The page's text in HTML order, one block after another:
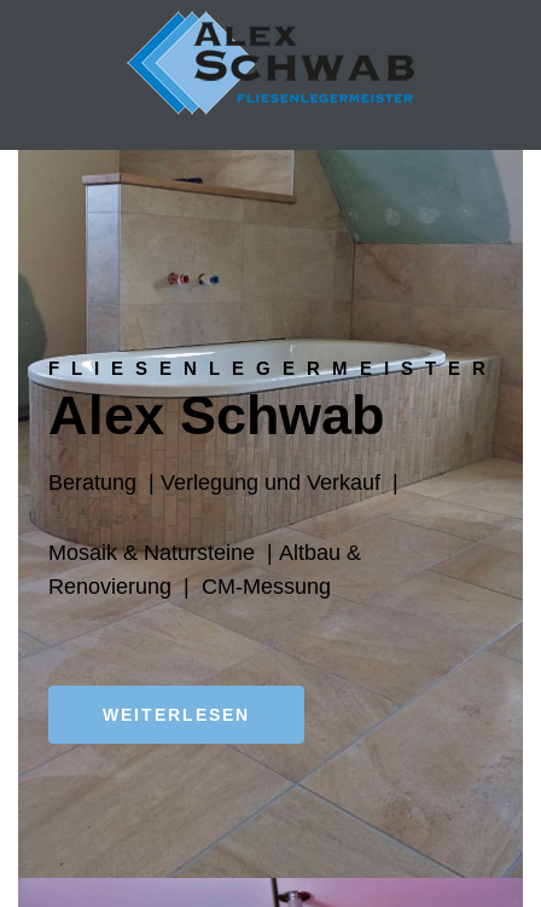
FLIESENLEGERMEISTER
Alex Schwab
Beratung | Verlegung und Verkauf |
Mosaik & Natursteine | Altbau &
Renovierung | CM-Messung
WEITERLESEN
LEISTUNGEN